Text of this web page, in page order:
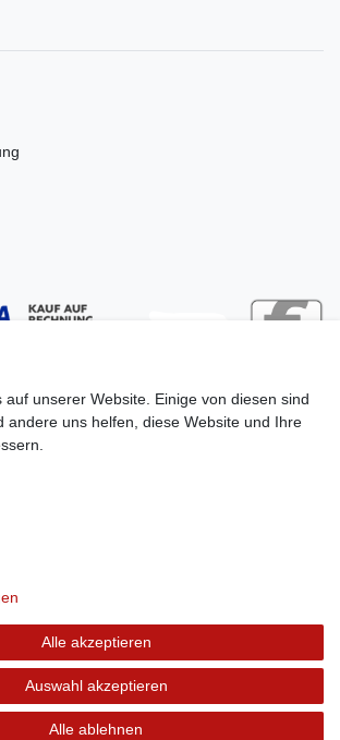
Vertrag widerrufen
auf unserer Website. Einige von diesen sind
andere uns helfen, diese Website und Ihre
Alle akzeptieren
Auswahl akzeptieren
Alle ablehnen